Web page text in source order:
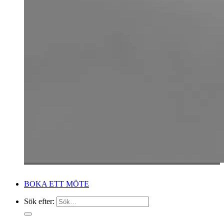
BOKA ETT MÖTE
Sök efter: